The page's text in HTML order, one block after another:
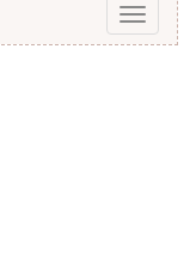
Toggle